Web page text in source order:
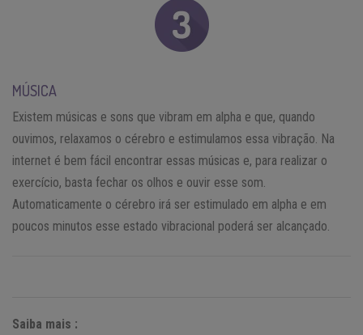
MÚSICA
Existem músicas e sons que vibram em alpha e que, quando
ouvimos, relaxamos o cérebro e estimulamos essa vibração. Na
internet é bem fácil encontrar essas músicas e, para realizar o
exercício, basta fechar os olhos e ouvir esse som.
Automaticamente o cérebro irá ser estimulado em alpha e em
poucos minutos esse estado vibracional poderá ser alcançado.
Saiba mais :